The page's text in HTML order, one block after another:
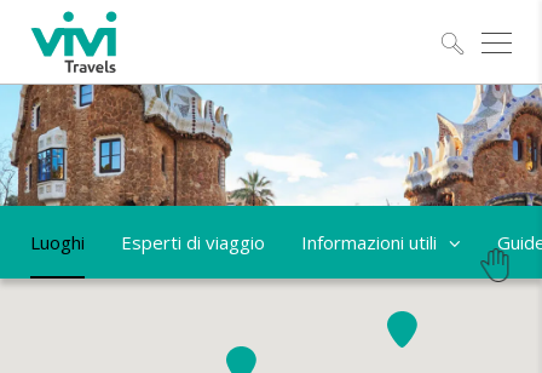
Luoghi Esperti di viaggio Informazioni utili